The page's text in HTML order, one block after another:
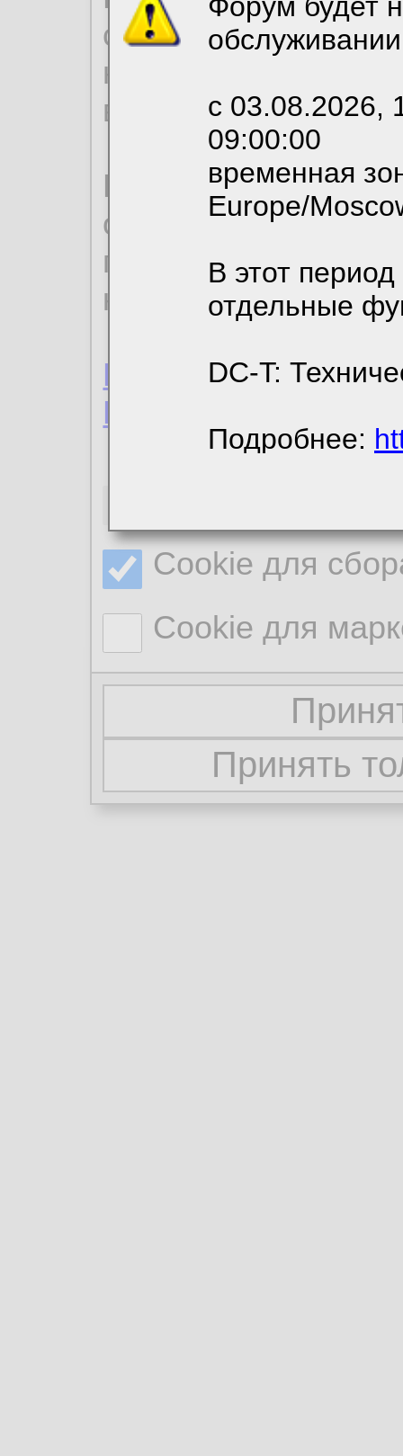
с 03.08.2026,
09:00:00
временная
Europe/
В этот
отдельные
DC-T:
Подробнее:
согласие на
необходимых для
вы можете
По
ознакомиться с
пользовательским
Пользовательское
Политика
Cookie для
Cookie для